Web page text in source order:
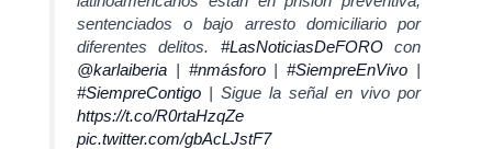
sentenciados o bajo arresto domiciliario por
diferentes delitos. #LasNoticiasDeFOROcon
@karlaiberia | #nmásforo| #SiempreEnVivo|
#SiempreContigo | Sigue la señal en vivo por
https://t.co/R0rtaHzqZe
pic.twitter.com/gbAcLJstF7